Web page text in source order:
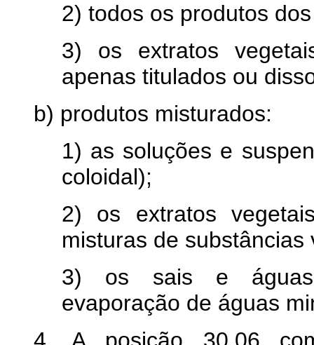
2) todos os produtos
3) os extratos
apenas titulados ou
b) produtos misturados:
1) as soluções e
coloidal);
2) os extratos
misturas de substâncias
3) os sais e águas
evaporação de águas